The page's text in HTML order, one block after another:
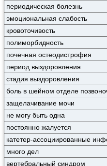
периодическая болезнь
эмоциональная слабость
кровоточивость
полиморбидность
почечная остеодистрофия
период выздоровления
стадия выздоровления
боль в шейном отделе
защелачивание мочи
не могу быть одна
постоянно жалуется
катетер-ассоциированные
много дел
вертебральный синдром